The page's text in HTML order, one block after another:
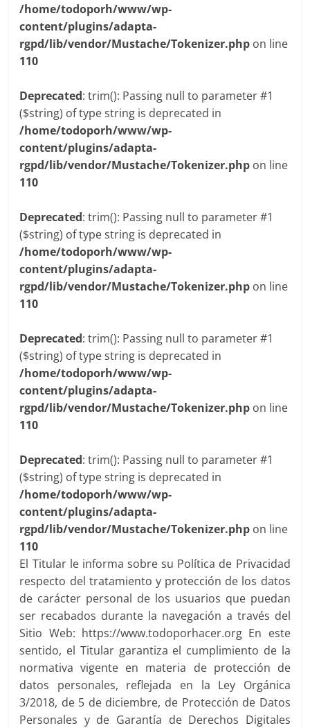
/home/todoporh/www/wp-
content/plugins/adapta-
rgpd/lib/vendor/Mustache/Tokenizer.php on line
110
Deprecated: trim(): Passing null to parameter #1
($string) of type string is deprecated in
/home/todoporh/www/wp-
content/plugins/adapta-
rgpd/lib/vendor/Mustache/Tokenizer.php on line
110
Deprecated: trim(): Passing null to parameter #1
($string) of type string is deprecated in
/home/todoporh/www/wp-
content/plugins/adapta-
rgpd/lib/vendor/Mustache/Tokenizer.php on line
110
Deprecated: trim(): Passing null to parameter #1
($string) of type string is deprecated in
/home/todoporh/www/wp-
content/plugins/adapta-
rgpd/lib/vendor/Mustache/Tokenizer.php on line
110
Deprecated: trim(): Passing null to parameter #1
($string) of type string is deprecated in
/home/todoporh/www/wp-
content/plugins/adapta-
rgpd/lib/vendor/Mustache/Tokenizer.php on line
110
El Titular le informa sobre su Política de Privacidad
respecto del tratamiento y protección de los datos
de carácter personal de los usuarios que puedan
ser recabados durante la navegación a través del
Sitio Web: https://www.todoporhacer.org En este
sentido, el Titular garantiza el cumplimiento de la
normativa vigente en materia de protección de
datos personales, reflejada en la Ley Orgánica
3/2018, de 5 de diciembre, de Protección de Datos
Personales y de Garantía de Derechos Digitales